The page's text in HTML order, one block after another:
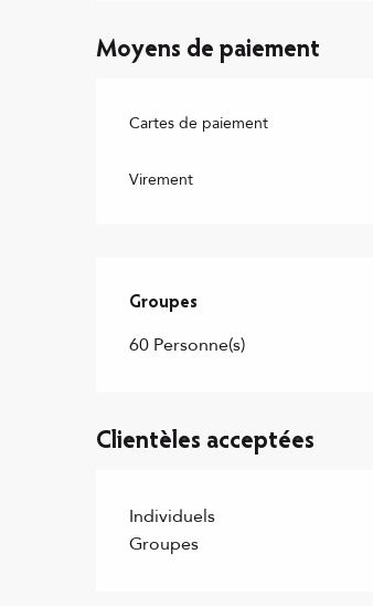
Moyens de paiement
Cartes de paiement
Virement
Groupes
Groupes
60 Personne(s)
Clientèles acceptées
Individuels
Groupes